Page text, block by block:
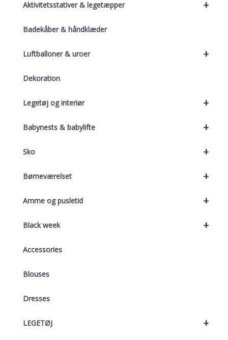
+
Aktivitetsstativer & legetæpper
Badekåber & håndklæder
+
Luftballoner & uroer
Dekoration
+
Legetøj og interiør
+
Babynests & babylifte
+
Sko
+
Børneværelset
+
Amme og pusletid
+
Black week
Accessories
Blouses
Dresses
+
LEGETØJ